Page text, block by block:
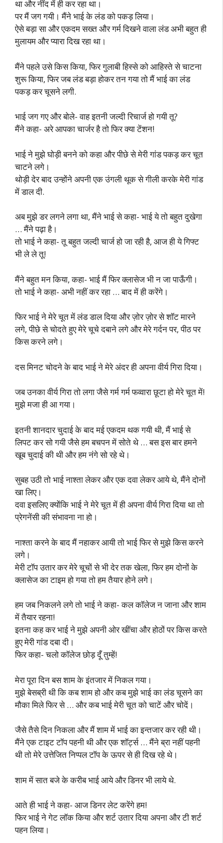
था और नींद में ही कर रहा था।
पर मैं जग गयी। मैंने भाई के लंड को पकड़ लिया।
ऐसे बड़ा सा और एकदम सख्त और गर्म दिखने वाला लंड अभी बहुत ही
मुलायम और प्यारा दिख रहा था।
मैंने पहले उसे किस किया, फिर गुलाबी हिस्से को आहिस्ते से चाटना
शुरू किया, फिर जब लंड बड़ा होकर तन गया तो मैं भाई का लंड
पकड़ कर चूसने लगी.
भाई जग गए और बोले- वाह इतनी जल्दी रिचार्ज हो गयी तू?
मैंने कहा- अरे आपका चार्जर है तो फिर क्या टेंशन!
भाई ने मुझे घोड़ी बनने को कहा और पीछे से मेरी गांड पकड़ कर चूत
चाटने लगे।
थोड़ी देर बाद उन्होंने अपनी एक उंगली थूक से गीली करके मेरी गांड
में डाल दी.
अब मुझे डर लगने लगा था, मैंने भाई से कहा- भाई ये तो बहुत दुखेगा
… मैंने पढ़ा है।
तो भाई ने कहा- तू बहुत जल्दी चार्ज हो जा रही है, आज ही ये गिफ्ट
भी ले ले तू!
मैंने बहुत मन किया, कहा- भाई मैं फिर क्लासेज भी न जा पाऊँगी।
तो भाई ने कहा- अभी नहीं कर रहा … बाद में ही करेंगे।
फिर भाई ने मेरे चूत में लंड डाल दिया और ज़ोर ज़ोर से शॉट मारने
लगे, पीछे से चोदते हुए मेरे चूचे दबाने लगे और मेरे गर्दन पर, पीठ पर
किस करने लगे।
दस मिनट चोदने के बाद भाई ने मेरे अंदर ही अपना वीर्य गिरा दिया।
जब उनका वीर्य गिरा तो लगा जैसे गर्म गर्म फव्वारा छूटा हो मेरे चूत में!
मुझे मजा ही आ गया।
इतनी शानदार चुदाई के बाद मई एकदम थक गयी थी, मैं भाई से
लिपट कर सो गयी जैसे हम बचपन में सोते थे … बस इस बार हमने
खूब चुदाई की थी और हम नंगे सो रहे थे।
सुबह उठी तो भाई नाश्ता लेकर और एक दवा लेकर आये थे, मैंने दोनों
खा लिए।
दवा इसलिए क्योंकि भाई ने मेरे चूत में ही अपना वीर्य गिरा दिया था तो
प्रेगनेंसी की संभावना ना हो।
नाश्ता करने के बाद मैं नहाकर आयी तो भाई फिर से मुझे किस करने
लगे।
मेरी टॉप उतार कर मेरे चूचों से भी देर तक खेला, फिर हम दोनों के
क्लासेज का टाइम हो गया तो हम तैयार होने लगे।
हम जब निकलने लगे तो भाई ने कहा- कल कॉलेज न जाना और शाम
में तैयार रहना!
इतना कह कर भाई ने मुझे अपनी ओर खींचा और होठों पर किस करते
हुए मेरी गांड दबा दी।
फिर कहा- चलो कॉलेज छोड़ दूँ तुम्हें!
मेरा पूरा दिन बस शाम के इंतजार में निकल गया।
मुझे बेसब्री थी कि कब शाम हो और कब मुझे भाई का लंड चूसने का
मौका मिले फिर से … और कब भाई मेरी चूत को चाटें और चोदें।
जैसे तैसे दिन निकला और मैं शाम में भाई का इन्तजार कर रही थी।
मैंने एक टाइट टॉप पहनी थी और एक शॉर्ट्स … मैंने ब्रा नहीं पहनी
थी तो मेरे उत्तेजित निप्पल टॉप के ऊपर से ही दिख रहे थे।
शाम में सात बजे के करीब भाई आये और डिनर भी लाये थे.
आते ही भाई ने कहा- आज डिनर लेट करेंगे हम!
फिर भाई ने गेट लॉक किया और शर्ट उतार दिया अपना और टी शर्ट
पहन लिया।